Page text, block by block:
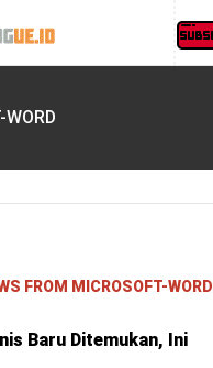
WORD
FROM MICROSOFT-WORD
Baru Ditemukan, Ini